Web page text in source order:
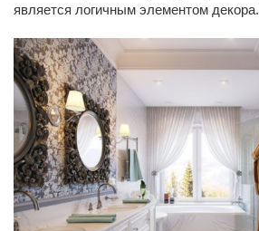
является логичным элементом декора.